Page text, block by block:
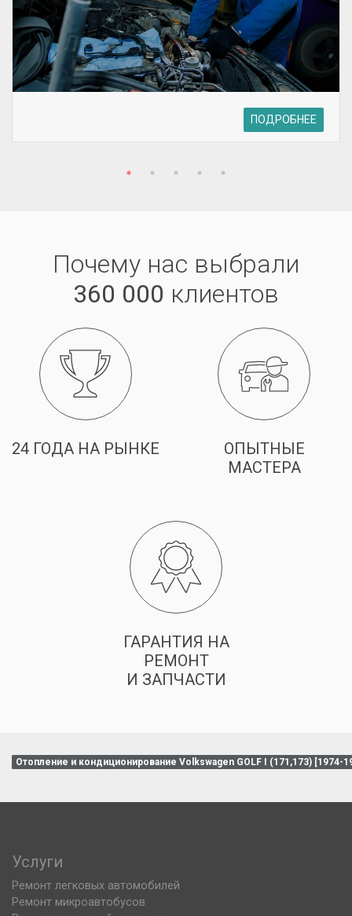
ПОДРОБНЕЕ
Почему нас выбрали
360 000 клиентов
24 ГОДА НА РЫНКЕ
ОПЫТНЫЕ
МАСТЕРА
ГАРАНТИЯ НА
РЕМОНТ
И ЗАПЧАСТИ
Отопление и кондиционирование Volkswagen GOLF I (171,173) [1974-
Услуги
Ремонт легковых автомобилей
Ремонт микроавтобусов